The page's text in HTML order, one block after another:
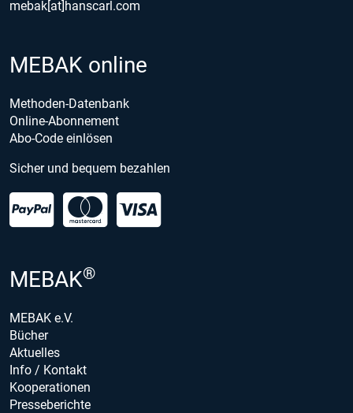
mebak[at]hanscarl.com
MEBAK online
Methoden-Datenbank
Online-Abonnement
Abo-Code einlösen
Sicher und bequem bezahlen
MEBAK®
MEBAK e.V.
Bücher
Aktuelles
Info / Kontakt
Kooperationen
Presseberichte